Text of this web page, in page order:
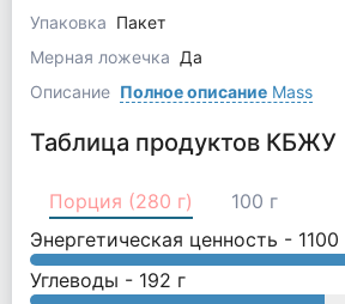
Упаковка Пакет
Мерная ложечка Да
Описание Полное описаниеMass
Таблица продуктов КБЖУ
Порция (280 г)
100 г
Энергетическая ценность - 1100
Углеводы - 192 г